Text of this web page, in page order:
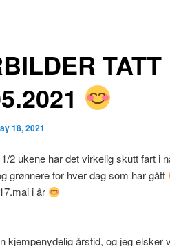
18, 2021
2 ukene har det virkelig skutt fart i
grønnere for hver dag som har gått
i år
kjempenydelig årstid, og jeg elsker